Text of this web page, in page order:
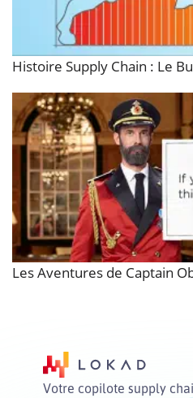
Histoire Supply Chain : Le
Les Aventures de Captain
Votre copilote supply